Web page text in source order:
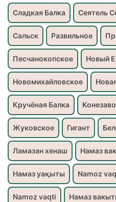
Сладкая Балка Сеятель
Сальск Развильное
Песчанокопское Новый
Новомихайловское
Кручёная Балка
Жуковское Гигант
Ламазан хенаш Намаз
Намаз уақыты Namoz
Namoz vaqti Намаз